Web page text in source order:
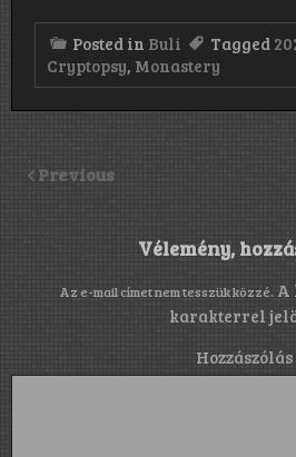
Posted in Buli Tagged
Cryptopsy, Monastery
Previous
Vélemény,
Az e-mail címet nem tesszük közzé. A
karakterrel
Hozzászólás